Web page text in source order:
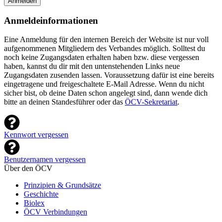
Anmeldeinformationen
Eine Anmeldung für den internen Bereich der Website ist nur voll
aufgenommenen Mitgliedern des Verbandes möglich. Solltest du
noch keine Zugangsdaten erhalten haben bzw. diese vergessen
haben, kannst du dir mit den untenstehenden Links neue
Zugangsdaten zusenden lassen. Voraussetzung dafür ist eine bereits
eingetragene und freigeschaltete E-Mail Adresse. Wenn du nicht
sicher bist, ob deine Daten schon angelegt sind, dann wende dich
bitte an deinen Standesführer oder das ÖCV-Sekretariat.
Kennwort vergessen
Benutzernamen vergessen
Über den ÖCV
Prinzipien & Grundsätze
Geschichte
Biolex
ÖCV Verbindungen